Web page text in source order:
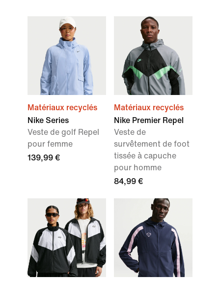
Matériaux recyclés
Nike Series
Veste de golf Repel
pour femme
139,99 €
Matériaux recyclés
Nike Premier Repel
Veste de
survêtement de foot
tissée à capuche
pour homme
84,99 €